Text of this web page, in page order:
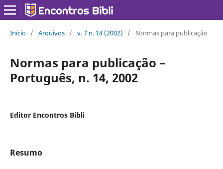
Início / Arquivos / v. 7 n. 14 (2002) / Normas para publicação
Normas para publicação –
Português, n. 14, 2002
Editor Encontros Bibli
Resumo